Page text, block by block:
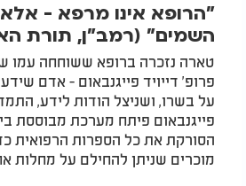
"הרופא אינו מרפא -
השמים" (רמב"ן, תורת
טארה נזכרה ברופא ששוחחה עמו
פרופ’ דייויד פייגנבאום - אדם
על בשרו, ושניצל הודות לידע,
פייגנבאום פיתח מערכת מבוססת
הסורקת את כל הספרות הרפואית
מוכרים שניתן להחילם על מחלות